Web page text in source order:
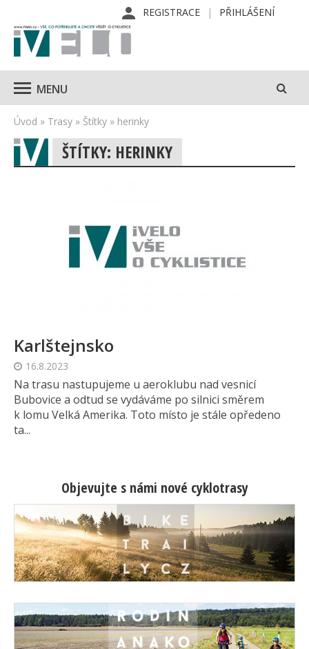
REGISTRACE PŘIHLÁŠENÍ
MENU
Úvod » Trasy » Štítky » herinky
ŠTÍTKY: HERINKY
Karlštejnsko
16.8.2023
Na trasu nastupujeme u aeroklubu nad vesnicí
Bubovice a odtud se vydáváme po silnici směrem
k lomu Velká Amerika. Toto místo je stále opředeno
ta...
Objevujte s námi nové cyklotrasy